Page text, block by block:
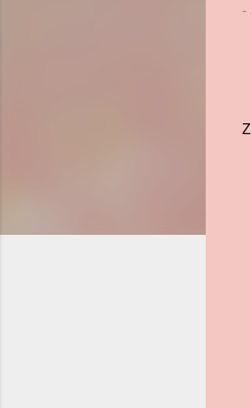
-